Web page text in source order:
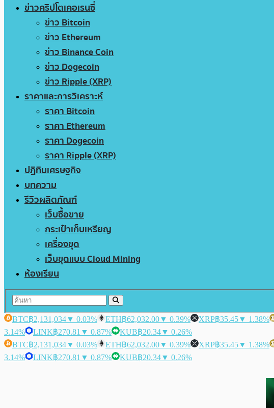
ข่าวคริปโตเคอเรนซี่
ข่าว Bitcoin
ข่าว Ethereum
ข่าว Binance Coin
ข่าว Dogecoin
ข่าว Ripple (XRP)
ราคาและการวิเคราะห์
ราคา Bitcoin
ราคา Ethereum
ราคา Dogecoin
ราคา Ripple (XRP)
ปฏิทินเศรษฐกิจ
บทความ
รีวิวผลิตภัณฑ์
เว็บซื้อขาย
กระเป๋าเก็บเหรียญ
เครื่องขุด
เว็บขุดแบบ Cloud Mining
ห้องเรียน
BTC฿2,131,034▼ 0.03% ETH฿62,032.00▼ 0.39% XRP฿35.45▼ 1.38%
3.14%
LINK฿270.81 ▼ 0.87% KUB฿20.34▼ 0.26%
BTC฿2,131,034▼ 0.03% ETH฿62,032.00▼ 0.39% XRP฿35.45▼ 1.38%
3.14%
LINK฿270.81 ▼ 0.87% KUB฿20.34▼ 0.26%